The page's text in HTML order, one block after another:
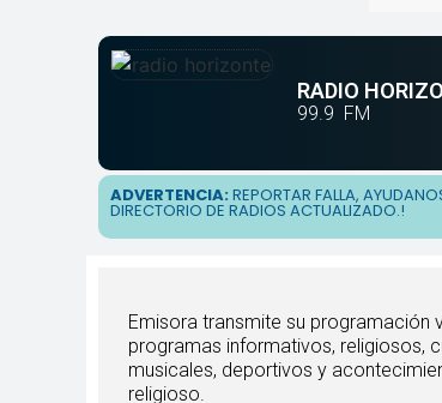
RADIO
99.9 FM
ADVERTENCIA: REPORTAR FALLA,
DIRECTORIO DE RADIOS ACTUALIZADO.!
Emisora transmite su programación
programas informativos, religiosos,
musicales, deportivos y
religioso.